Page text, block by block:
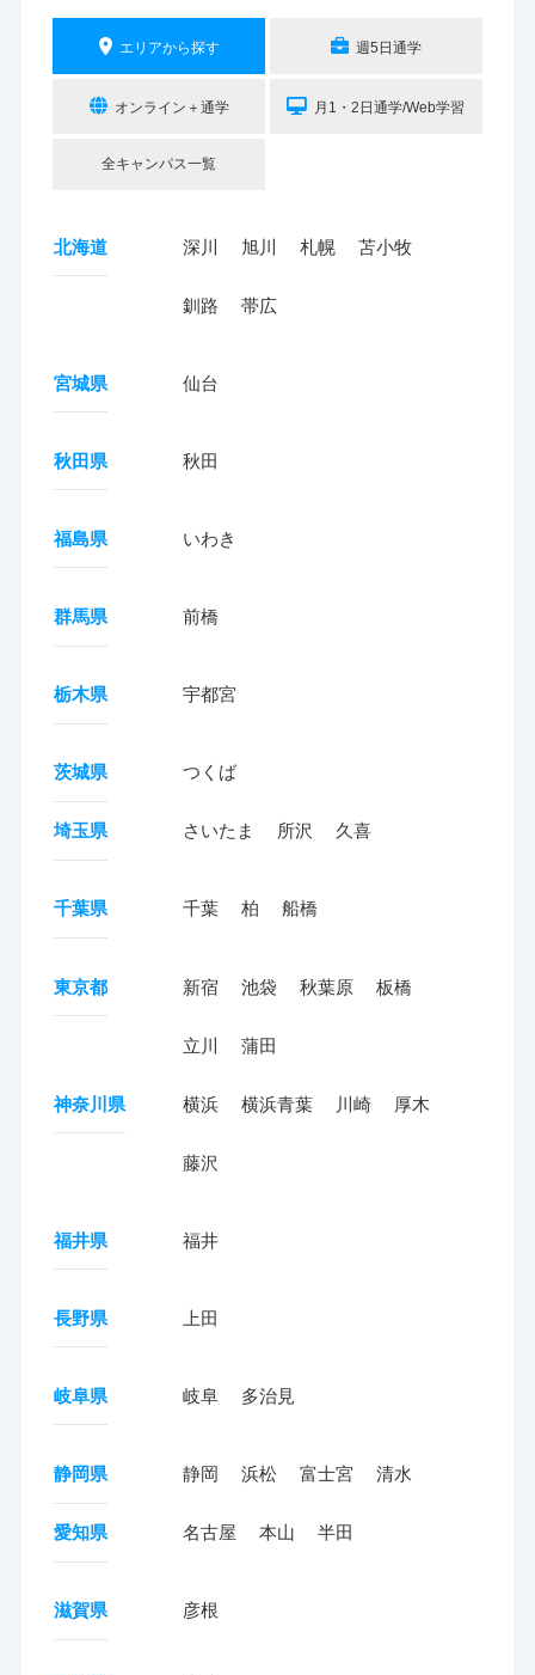
エリアから探す 週5日通学
オンライン＋通学 月1・2日通学/Web学習
全キャンパス一覧
北海道 深川 旭川 札幌 苫小牧
釧路 帯広
宮城県 仙台
秋田県 秋田
福島県 いわき
群馬県 前橋
栃木県 宇都宮
茨城県 つくば
埼玉県 さいたま 所沢 久喜
千葉県 千葉 柏 船橋
東京都 新宿 池袋 秋葉原 板橋
立川 蒲田
神奈川県 横浜 横浜青葉 川崎 厚木
藤沢
福井県 福井
長野県 上田
岐阜県 岐阜 多治見
静岡県 静岡 浜松 富士宮 清水
愛知県 名古屋 本山 半田
滋賀県 彦根